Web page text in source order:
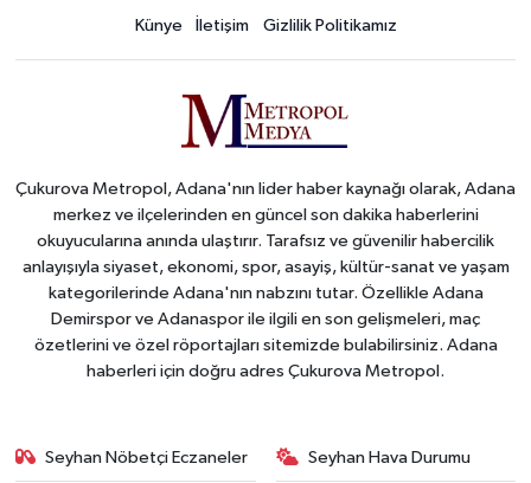
Künye İletişim Gizlilik Politikamız
Çukurova Metropol, Adana'nın lider haber kaynağı olarak, Adana
merkez ve ilçelerinden en güncel son dakika haberlerini
okuyucularına anında ulaştırır. Tarafsız ve güvenilir habercilik
anlayışıyla siyaset, ekonomi, spor, asayiş, kültür-sanat ve yaşam
kategorilerinde Adana'nın nabzını tutar. Özellikle Adana
Demirspor ve Adanaspor ile ilgili en son gelişmeleri, maç
özetlerini ve özel röportajları sitemizde bulabilirsiniz. Adana
haberleri için doğru adres Çukurova Metropol.
Seyhan Nöbetçi Eczaneler Seyhan Hava Durumu